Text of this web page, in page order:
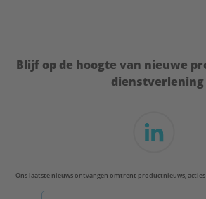
Blijf op de hoogte van nieuwe
dienstverlening
Ons laatste nieuws ontvangen omtrent productnieuws, acties